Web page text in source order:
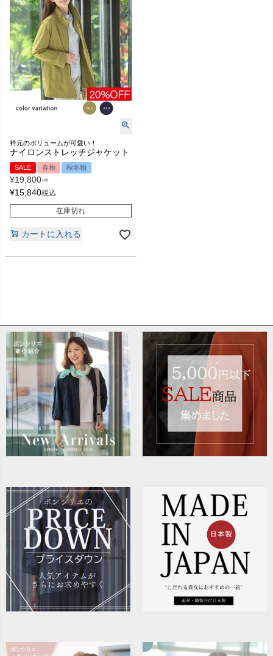
衿元のボリュームが可愛い！
ナイロンストレッチジャケット
SALE 春物 秋冬物
¥19,800⇒
¥15,840税込
在庫切れ
カートに入れる